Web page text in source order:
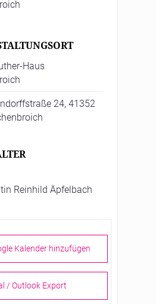
Haus
24, 41352
Reinhild Äpfelbach
Kalender hinzufügen
/ Outlook Export